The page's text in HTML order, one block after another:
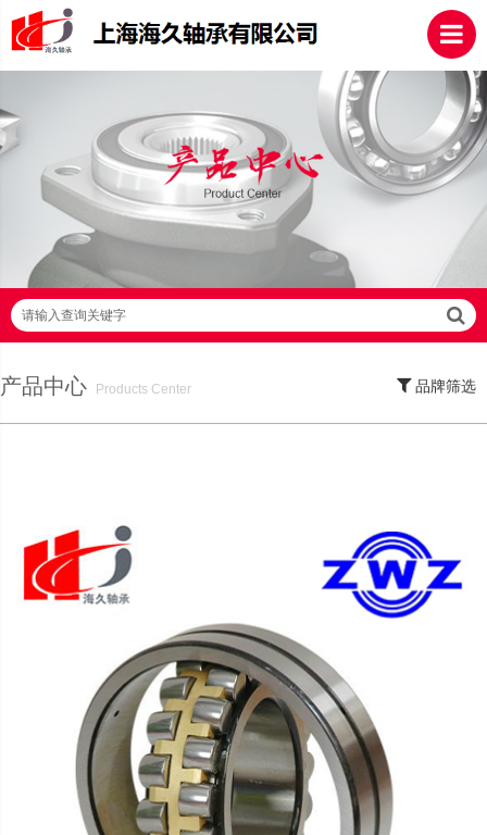
请输入查询关键字
产品中心
Products Center
品牌筛选